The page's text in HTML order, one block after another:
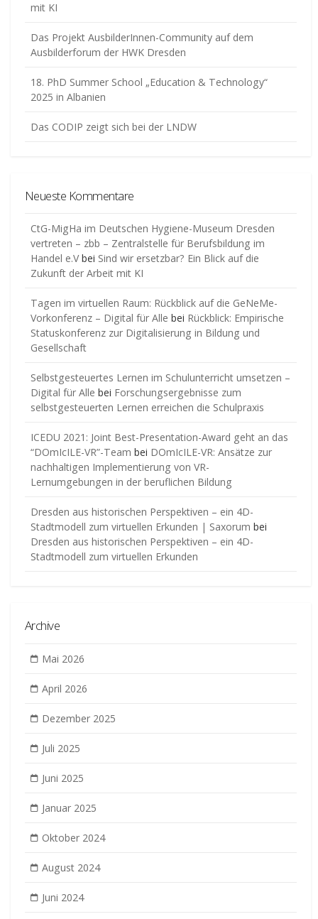
mit KI
Das Projekt AusbilderInnen-Community auf dem
Ausbilderforum der HWK Dresden
18. PhD Summer School „Education & Technology“
2025 in Albanien
Das CODIP zeigt sich bei der LNDW
Neueste Kommentare
CtG-MigHa im Deutschen Hygiene-Museum Dresden
vertreten – zbb – Zentralstelle für Berufsbildung im
Handel e.Vbei Sind wir ersetzbar? Ein Blick auf die
Zukunft der Arbeit mit KI
Tagen im virtuellen Raum: Rückblick auf die GeNeMe-
Vorkonferenz – Digital für Alle bei Rückblick: Empirische
Statuskonferenz zur Digitalisierung in Bildung und
Gesellschaft
Selbstgesteuertes Lernen im Schulunterricht umsetzen –
Digital für Alle bei Forschungsergebnisse zum
selbstgesteuerten Lernen erreichen die Schulpraxis
ICEDU 2021: Joint Best-Presentation-Award geht an das
“DOmIcILE-VR”-Team bei DOmIcILE-VR: Ansätze zur
nachhaltigen Implementierung von VR-
Lernumgebungen in der beruflichen Bildung
Dresden aus historischen Perspektiven – ein 4D-
Stadtmodell zum virtuellen Erkunden | Saxorum bei
Dresden aus historischen Perspektiven – ein 4D-
Stadtmodell zum virtuellen Erkunden
Archive
Mai 2026
April 2026
Dezember 2025
Juli 2025
Juni 2025
Januar 2025
Oktober 2024
August 2024
Juni 2024